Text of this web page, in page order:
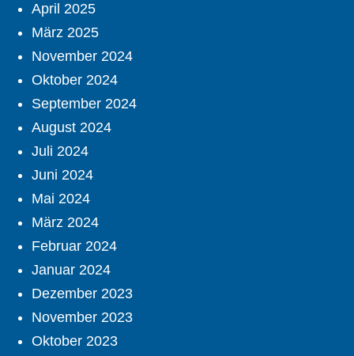
April 2025
März 2025
November 2024
Oktober 2024
September 2024
August 2024
Juli 2024
Juni 2024
Mai 2024
März 2024
Februar 2024
Januar 2024
Dezember 2023
November 2023
Oktober 2023